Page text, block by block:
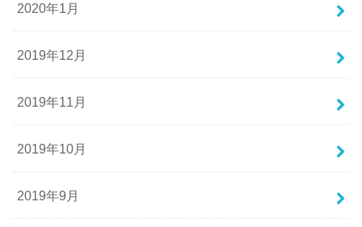
2020年1月
2019年12月
2019年11月
2019年10月
2019年9月